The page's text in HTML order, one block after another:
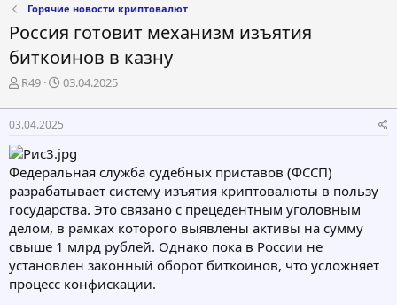
Горячие новости криптовалют
Россия готовит механизм изъятия
биткоинов в казну
А
т
о
р
т
е
м
ы
R49
Д
т
а
а
ч
а
л
а
03.04.2025
03.04.2025
Федеральная служба судебных приставов (ФССП)
разрабатывает систему изъятия криптовалюты в пользу
государства. Это связано с прецедентным уголовным
делом, в рамках которого выявлены активы на сумму
свыше 1 млрд рублей. Однако пока в России не
установлен законный оборот биткоинов, что усложняет
процесс конфискации.